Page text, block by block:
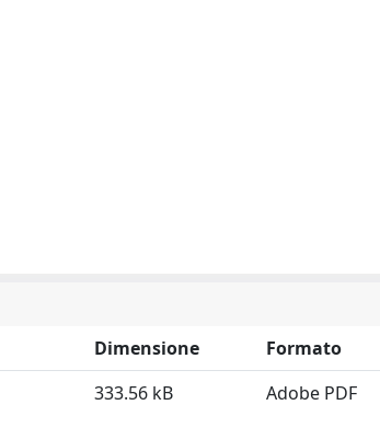
Dimensione
Formato
333.56 kB Adobe PDF